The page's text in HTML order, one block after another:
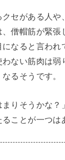
セがある人や
僧帽筋が緊張
なると言われ
ない筋肉は弱
るそうです。
まりそうかな
ことが一つは